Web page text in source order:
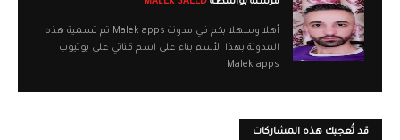
أهلا وسهلا بكم في مدونة Malek apps تم تسمية هذه
المدونة بهذا الأسم بناء على اسم قناتي على يوتيوب
Malek apps
قد تُعجبك هذه المشاركات